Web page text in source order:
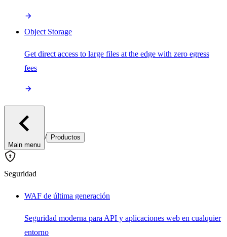
Object Storage
Get direct access to large files at the edge with zero egress
fees
Main menu
/ Productos
Seguridad
WAF de última generación
Seguridad moderna para API y aplicaciones web en cualquier
entorno